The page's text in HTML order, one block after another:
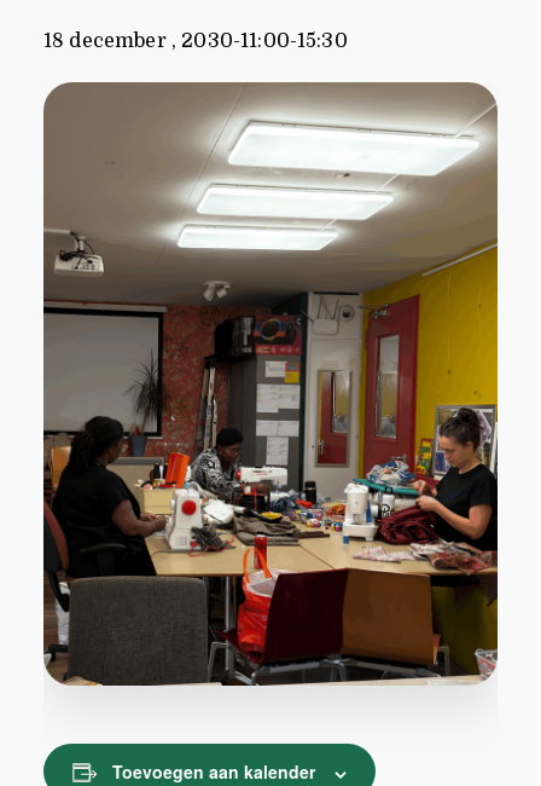
18 december , 2030-11:00-15:30
Toevoegen aan kalender